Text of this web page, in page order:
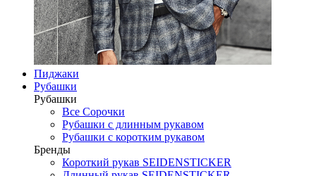
Пиджаки
Рубашки
Рубашки
Все Сорочки
Рубашки с длинным рукавом
Рубашки с коротким рукавом
Бренды
Короткий рукав SEIDENSTICKER